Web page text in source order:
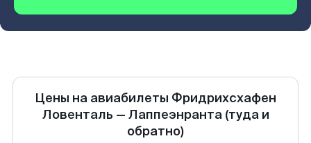
Цены на авиабилеты Фридрихсхафен
Ловенталь — Лаппеэнранта (туда и
обратно)